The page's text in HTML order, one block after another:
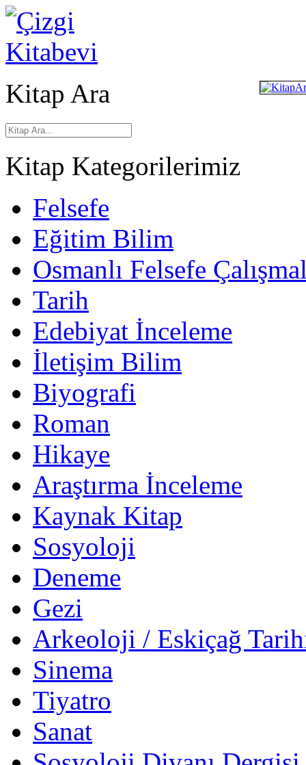
Kitap Ara
Kitap Kategorilerimiz
Felsefe
Eğitim Bilim
Osmanlı Felsefe
Tarih
Edebiyat İnceleme
İletişim Bilim
Biyografi
Roman
Hikaye
Araştırma İnceleme
Kaynak Kitap
Sosyoloji
Deneme
Gezi
Arkeoloji / Eskiçağ
Sinema
Tiyatro
Sanat